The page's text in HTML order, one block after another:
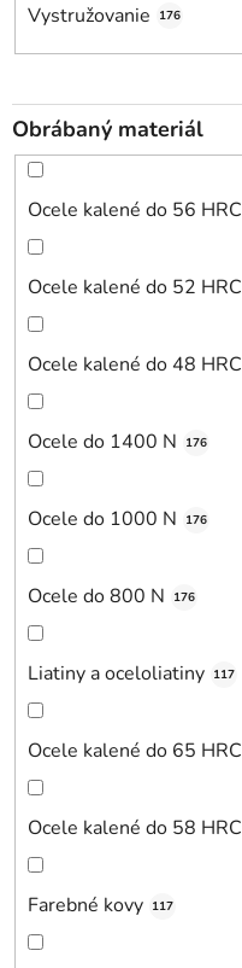
Vystružovanie 176
Obrábaný materiál
Ocele kalené do 56 HRC
Ocele kalené do 52 HRC
Ocele kalené do 48 HRC
Ocele do 1400 N 176
Ocele do 1000 N 176
Ocele do 800 N 176
Liatiny a oceloliatiny 117
Ocele kalené do 65 HRC
Ocele kalené do 58 HRC
Farebné kovy 117